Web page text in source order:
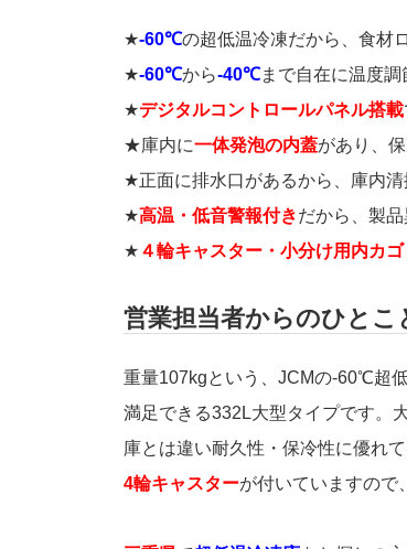
★-60℃の超低温冷凍だから、食材
★-60℃から-40℃まで自在に温度調
★デジタルコントロールパネル搭載
★庫内に一体発泡の内蓋があり、
★正面に排水口があるから、庫内
★高温・低音警報付きだから、製
★ ４輪キャスター・小分け用内カ
営業担当者からのひとこ
重量107kgという、JCMの-60℃超
満足できる332L大型タイプです。
庫とは違い耐久性・保冷性に優れ
4輪キャスターが付いていますので